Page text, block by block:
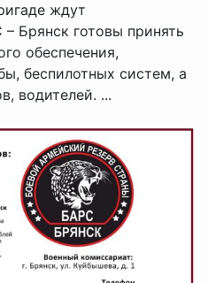
ждут
Брянск готовы принять
обеспечения,
беспилотных систем, а
водителей. ...